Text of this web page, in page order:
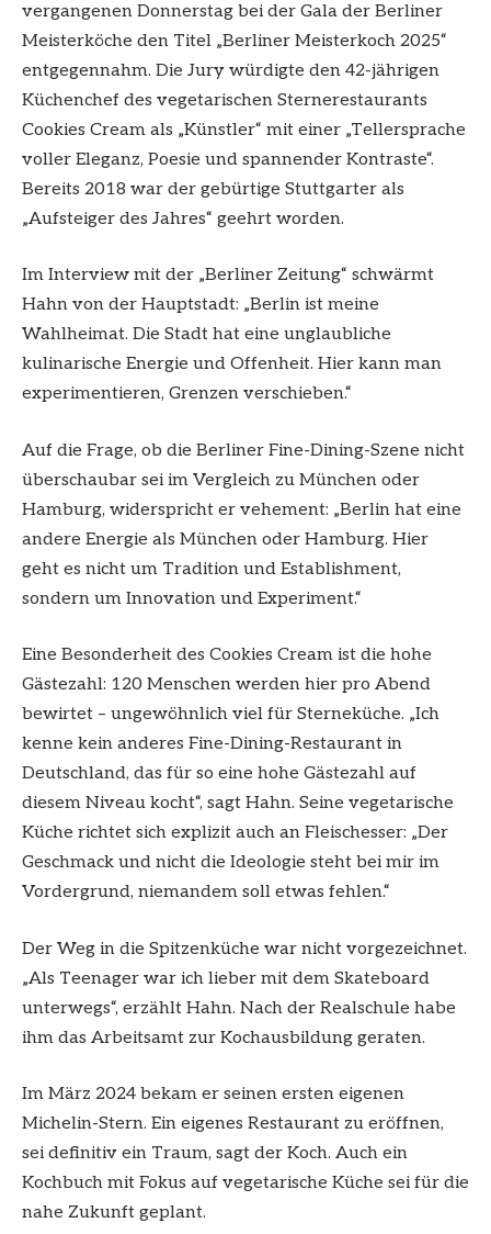
vergangenen Donnerstag bei der Gala der Berliner
Meisterköche den Titel „Berliner Meisterkoch 2025“
entgegennahm. Die Jury würdigte den 42-jährigen
Küchenchef des vegetarischen Sternerestaurants
Cookies Cream als „Künstler“ mit einer „Tellersprache
voller Eleganz, Poesie und spannender Kontraste“.
Bereits 2018 war der gebürtige Stuttgarter als
„Aufsteiger des Jahres“ geehrt worden.
Im Interview mit der „Berliner Zeitung“ schwärmt
Hahn von der Hauptstadt: „Berlin ist meine
Wahlheimat. Die Stadt hat eine unglaubliche
kulinarische Energie und Offenheit. Hier kann man
experimentieren, Grenzen verschieben.“
Auf die Frage, ob die Berliner Fine-Dining-Szene nicht
überschaubar sei im Vergleich zu München oder
Hamburg, widerspricht er vehement: „Berlin hat eine
andere Energie als München oder Hamburg. Hier
geht es nicht um Tradition und Establishment,
sondern um Innovation und Experiment.“
Eine Besonderheit des Cookies Cream ist die hohe
Gästezahl: 120 Menschen werden hier pro Abend
bewirtet – ungewöhnlich viel für Sterneküche. „Ich
kenne kein anderes Fine-Dining-Restaurant in
Deutschland, das für so eine hohe Gästezahl auf
diesem Niveau kocht“, sagt Hahn. Seine vegetarische
Küche richtet sich explizit auch an Fleischesser: „Der
Geschmack und nicht die Ideologie steht bei mir im
Vordergrund, niemandem soll etwas fehlen.“
Der Weg in die Spitzenküche war nicht vorgezeichnet.
„Als Teenager war ich lieber mit dem Skateboard
unterwegs“, erzählt Hahn. Nach der Realschule habe
ihm das Arbeitsamt zur Kochausbildung geraten.
Im März 2024 bekam er seinen ersten eigenen
Michelin-Stern. Ein eigenes Restaurant zu eröffnen,
sei definitiv ein Traum, sagt der Koch. Auch ein
Kochbuch mit Fokus auf vegetarische Küche sei für die
nahe Zukunft geplant.